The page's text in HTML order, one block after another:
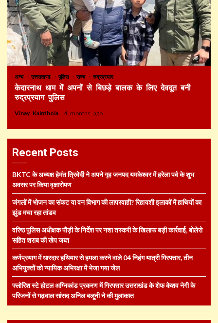
अन्य उत्तराखण्ड पुलिस राज्य रुद्रप्रयाग
केदारनाथ धाम में अपनों से बिछड़े बालक के लिए देवदूत बनी
रुद्रप्रयाग पुलिस
Vinay Kainthola 4 months ago
Recent Posts
BKTC के अध्यक्ष हेमंत त्रिवेदी ने अपने गृह जनपद यमकेश्वर में हरेला पर्व के शुभ
अवसर पर किया वृक्षारोपण
जंगलों में भोजन का संकट या वन विभाग की लापरवाही? रिहायशी इलाकों में हाथियों का
झुंड मचा रहा तांडव
वरिष्ठ पुलिस अधीक्षक पौड़ी के निर्देश पर नशा तस्करी के खिलाफ बड़ी कार्रवाई, बोलेरो
सहित शराब की खेप जब्त
कर्णप्रयाग में धारदार हथियार से हमला करने वाले 04 निहंग यात्री गिरफ्तार, तीन
अभियुक्तों को न्यायिक अभिरक्षा में भेजा गया जेल
फ्लोरिश स्टे होटल अग्निकांड प्रकरण में गिरफ्तार उत्तराखंड के शेफ केशव नेगी के
परिजनों से गढ़वाल सांसद अनिल बलूनी ने की मुलाकात